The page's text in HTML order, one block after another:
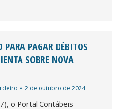
PAGAR DÉBITOS
SOBRE NOVA
2 de outubro de 2024
o Portal Contábeis